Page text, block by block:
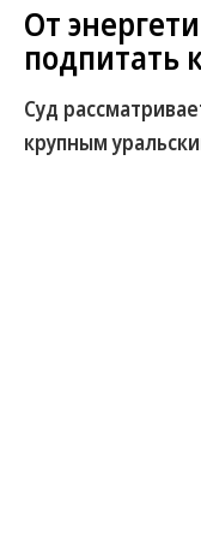
От
подпитать
Суд
крупным